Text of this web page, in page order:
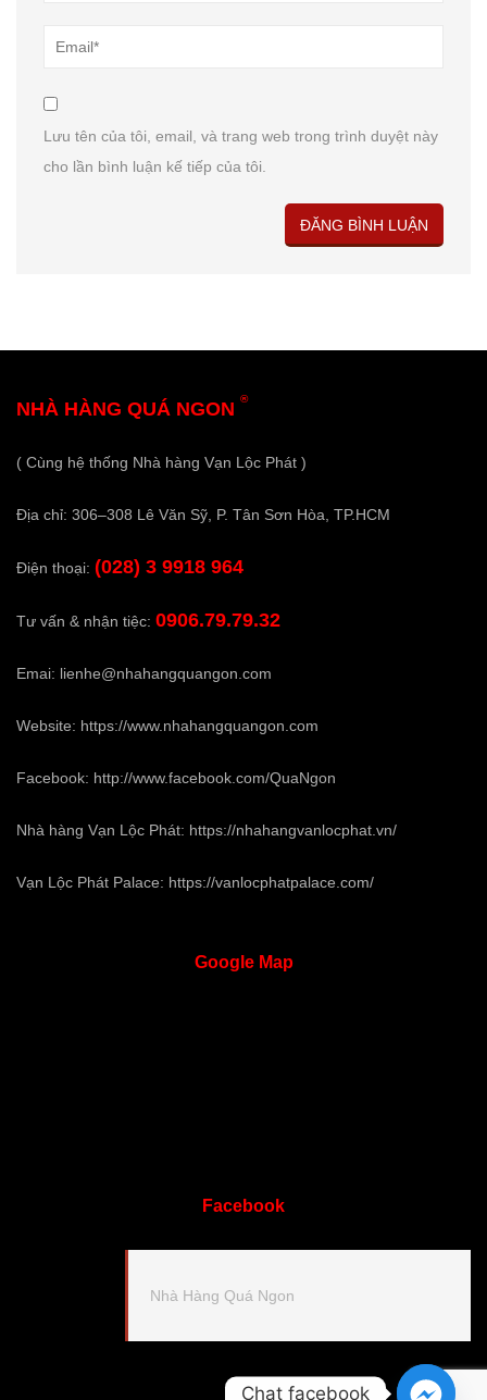
Lưu tên của tôi, email, và trang web trong trình duyệt này
cho lần bình luận kế tiếp của tôi.
NHÀ HÀNG QUÁ NGON ®
( Cùng hệ thống Nhà hàng Vạn Lộc Phát )
Địa chỉ: 306–308 Lê Văn Sỹ, P. Tân Sơn Hòa, TP.HCM
Điện thoại: (028) 3 9918 964
Tư vấn & nhận tiệc: 0906.79.79.32
Emai: lienhe@nhahangquangon.com
Website: https://www.nhahangquangon.com
Facebook: http://www.facebook.com/QuaNgon
Nhà hàng Vạn Lộc Phát: https://nhahangvanlocphat.vn/
Vạn Lộc Phát Palace: https://vanlocphatpalace.com/
GoogleMap
Facebook
Nhà Hàng Quá Ngon
Chat facebook